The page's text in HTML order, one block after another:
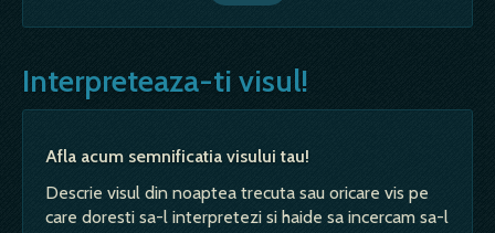
Interpreteaza-ti visul!
Afla acum semnificatia visului tau!
Descrie visul din noaptea trecuta sau oricare vis pe
care doresti sa-l interpretezi si haide sa incercam sa-l